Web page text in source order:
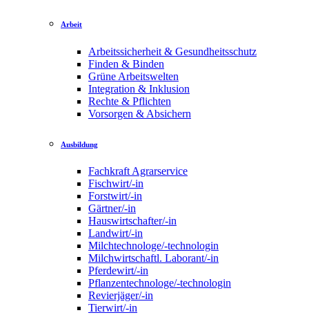
Arbeit
Arbeitssicherheit & Gesundheitsschutz
Finden & Binden
Grüne Arbeitswelten
Integration & Inklusion
Rechte & Pflichten
Vorsorgen & Absichern
Ausbildung
Fachkraft Agrarservice
Fischwirt/-in
Forstwirt/-in
Gärtner/-in
Hauswirtschafter/-in
Landwirt/-in
Milchtechnologe/-technologin
Milchwirtschaftl. Laborant/-in
Pferdewirt/-in
Pflanzentechnologe/-technologin
Revierjäger/-in
Tierwirt/-in